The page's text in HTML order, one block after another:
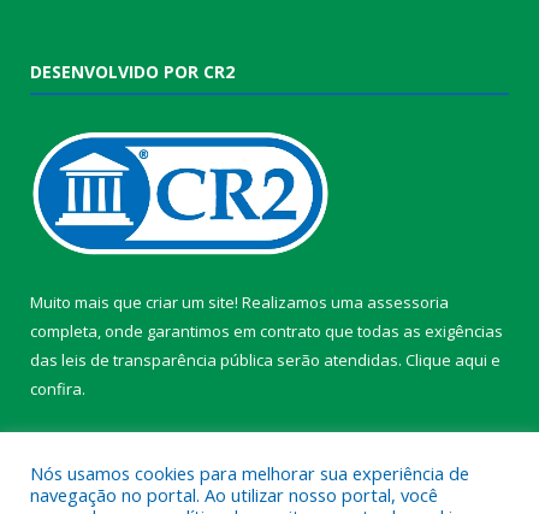
DESENVOLVIDO POR CR2
Muito mais que criar um site! Realizamos uma assessoria
completa, onde garantimos em contrato que todas as exigências
das leis de transparência pública serão atendidas. Clique aqui e
confira.
Nós usamos cookies para melhorar sua experiência de
navegação no portal. Ao utilizar nosso portal, você